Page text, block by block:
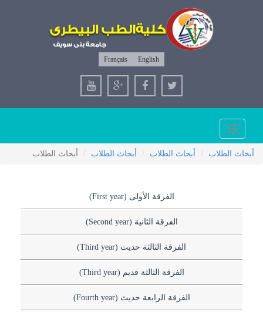
English
Français
Toggle
navigation
أبحاث الطلاب
أبحاث الطلاب أبحاث الطلاب أبحاث الطلاب
الفرقة الأولى (First year)
الفرقة الثانية (Second year)
الفرقة الثالثة حديث (Third year)
الفرقة الثالثة قديم (Third year)
الفرقة الرابعة حديث (Fourth year)